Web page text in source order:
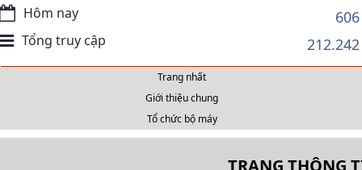
Hôm nay 606
Tổng truy cập 212.242
Trang nhất
Giới thiệu chung
Tổ chức bộ máy
TRANG THÔNG